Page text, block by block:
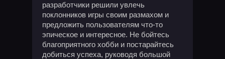
разработчики решили увлечь
поклонников игры своим размахом и
предложить пользователям что-то
эпическое и интересное. Не бойтесь
благоприятного хобби и постарайтесь
добиться успеха, руководя большой